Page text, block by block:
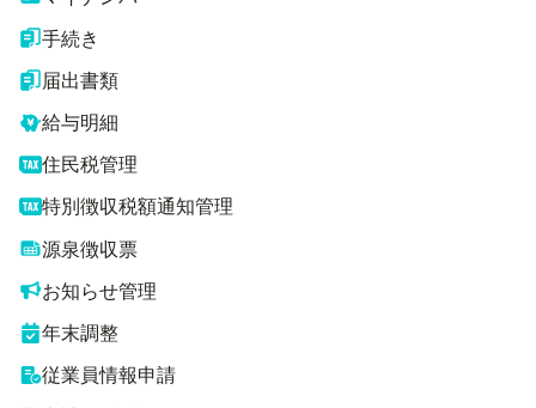
手続き
届出書類
給与明細
住民税管理
特別徴収税額通知管理
源泉徴収票
お知らせ管理
年末調整
従業員情報申請